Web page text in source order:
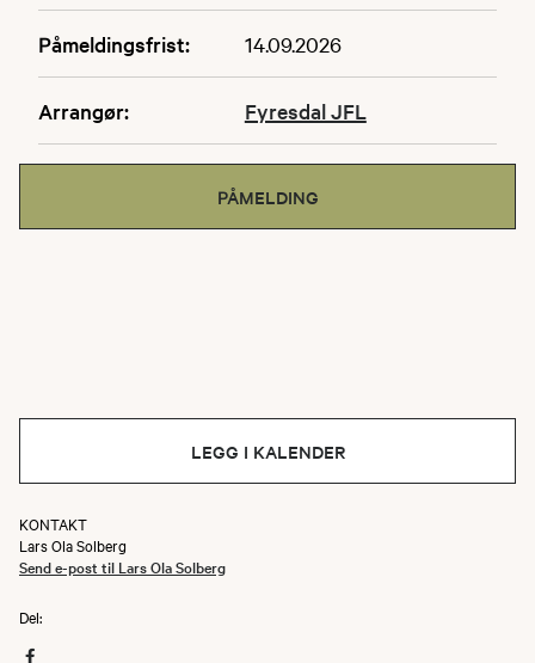
Påmeldingsfrist: 14.09.2026
Arrangør: Fyresdal JFL
PÅMELDING
LEGG I KALENDER
KONTAKT
Lars Ola Solberg
Send e-post til Lars Ola Solberg
Del: